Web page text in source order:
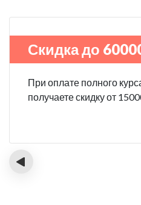
Скидка до
При оплате полного
получаете скидку от
‹